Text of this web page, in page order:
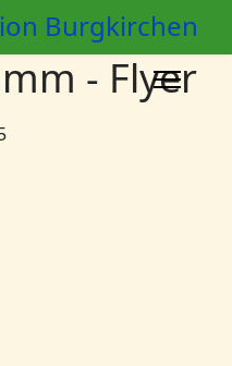
- Flyer